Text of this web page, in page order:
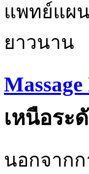
แพทย์แผ
ยาวนาน
เหนือระ
นอกจาก